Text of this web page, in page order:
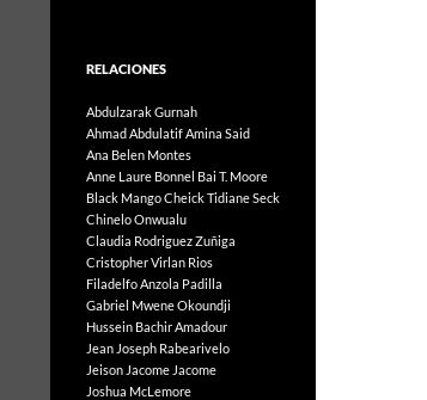
RELACIONES
Abdulzarak Gurnah
Ahmad AbdulatifAmina Said
Ana Belen Montes
Anne Laure Bonnel Bai T. Moore
Black MangoCheick Tidiane Seck
Chinelo Onwualu
Claudia Rodriguez Zuñiga
Cristopher Virlan Rios
Filadelfo Anzola Padilla
Gabriel Mwene Okoundji
Hussein Bachir Amadour
Jean Joseph Rabearivelo
Jeison Jacome Jacome
Joshua McLemore